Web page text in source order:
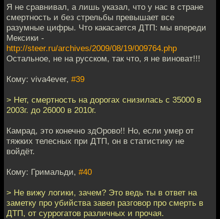
Я не сравнивал, а лишь указал, что у нас в стране
смертность и без стрельбы превышает все
разумные цифры. Что какасается ДТП: мы впереди
Мексики -
http://steer.ru/archives/2009/08/19/009764.php
Остальное, не на русском, так что, я не виноват!!!
Кому: viva4ever, #39
> Нет, смертность на дорогах снизилась с 35000 в
2003г. до 26000 в 2010г.
Камрад, это конечно здОрово!! Но, если умер от
тяжких телесных при ДТП, он в статистику не
войдёт.
Кому: Гримальди, #40
> Не вижу логики, зачем? Это ведь ты в ответ на
заметку про убийства завел разговор про смерть в
ДТП, от суррогатов различных и прочая.